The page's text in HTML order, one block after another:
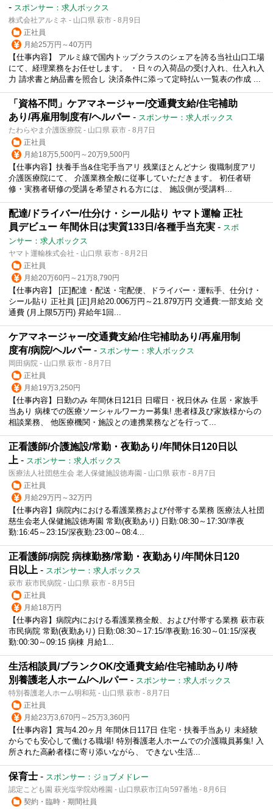
- スポンサー：求人ボックス
株式会社アルミネ - 山口県 萩市 - 8月9日
正社員
月給25万円～40万円
【仕事内容】 アルミ線で国内トップクラスのシェアを誇る当社山口工場
にて、経理業務をお任せします。 ・日々の入荷品の受け入れ、仕入れ入
力 請求書と納品書を照合し 決済条件に添って定時払い一覧表の作成 ...
「資格不問」ケアマネージャー/交通費支給/住宅補助
あり/再雇用制度有/ヘルパー - スポンサー：求人ボックス
たわらやま介護医療院 - 山口県 萩市 - 8月7日
正社員
月給18万5,500円～20万9,500円
【仕事内容】扶養手当&住宅手当アリ 残業ほとんどナシ 復職制度アリ
介護医療院にて、 介護業務全般に従事していただきます。 初任者研
修・実務者研修の受講を希望される方には、 施設側が受講料...
配達/ドライバー/仕分け・シール貼り ヤマト運輸 正社
員デビュー 年間休日は実質133日/各種手当充実 - スポ
ンサー：求人ボックス
ヤマト運輸株式会社 - 山口県 萩市 - 8月2日
正社員
月給20万60円～21万8,790円
【仕事内容】 [正]配達・配送・宅配便、ドライバー・運転手、仕分け・
シール貼り 正社員 [正]月給20.006万円～21.879万円 交通費:一部支給 交
通費 (月上限5万円) 昇給年1回...
ケアマネージャー/交通費支給/住宅補助あり/再雇用制
度有/病院/ヘルパー - スポンサー：求人ボックス
岡田病院 - 山口県 萩市 - 8月7日
正社員
月給19万3,250円
【仕事内容】日勤のみ 年間休日121日 日曜日・祝日休み 住居・家族手
当あり 病棟での医療ソーシャルワーカー募集! 患者様及び家族様からの
相談業務、 他医療機関・施設との連携業務などを行って...
正看護師/介護施設/常勤・夜勤あり/年間休日120日以
上 - スポンサー：求人ボックス
医療法人社団慈生会 老人保健施設徳寿園 - 山口県 萩市 - 8月7日
正社員
月給29万円～32万円
【仕事内容】病院内における看護業務および付帯する業務 医療法人社団
慈生会老人保健施設徳寿園 常勤(夜勤あり) 日勤:08:30～17:30/準夜
勤:16:45～23:15/深夜勤:23:00～08:4...
正看護師/病院 病棟勤務/常勤・夜勤あり/年間休日120
日以上 - スポンサー：求人ボックス
萩市 萩市民病院 - 山口県 萩市 - 8月5日
正社員
月給18万円
【仕事内容】病院内における看護業務全般、および付帯する業務 萩市萩
市民病院 常勤(夜勤あり) 日勤:08:30～17:15/準夜勤:16:30～01:15/深夜
勤:00:30～09:15 病棟 月給1...
生活相談員/ブランクOK/交通費支給/住宅補助あり/特
別養護老人ホーム/ヘルパー - スポンサー：求人ボックス
特別養護老人ホーム明和苑 - 山口県 萩市 - 8月7日
正社員
月給23万3,670円～25万3,360円
【仕事内容】賞与4.20ヶ月 年間休日117日 住宅・扶養手当あり 未経験
からでも安心して働ける職場! 特別養護老人ホームでの介護職員募集! 入
所された高齢者様に寄り添いながら、 できない生活...
保育士 - スポンサー：ジョブメドレー
認定こども園 萩光塩学院幼稚園 - 山口県萩市江向597番地 - 8月6日
契約・臨時・期間社員